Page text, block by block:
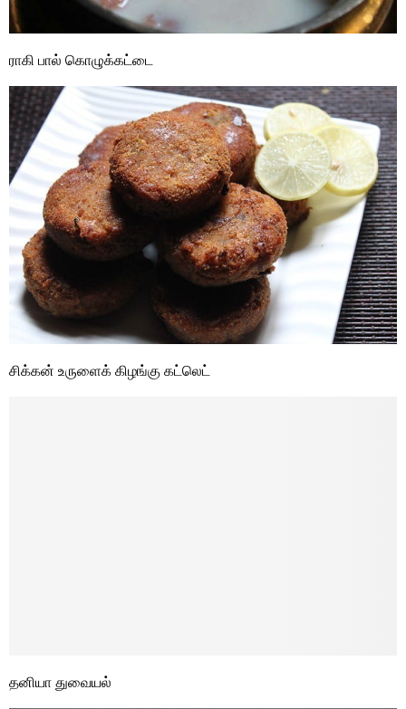
ராகி பால் கொழுக்கட்டை
சிக்கன் உருளைக் கிழங்கு கட்லெட்
தனியா துவையல்